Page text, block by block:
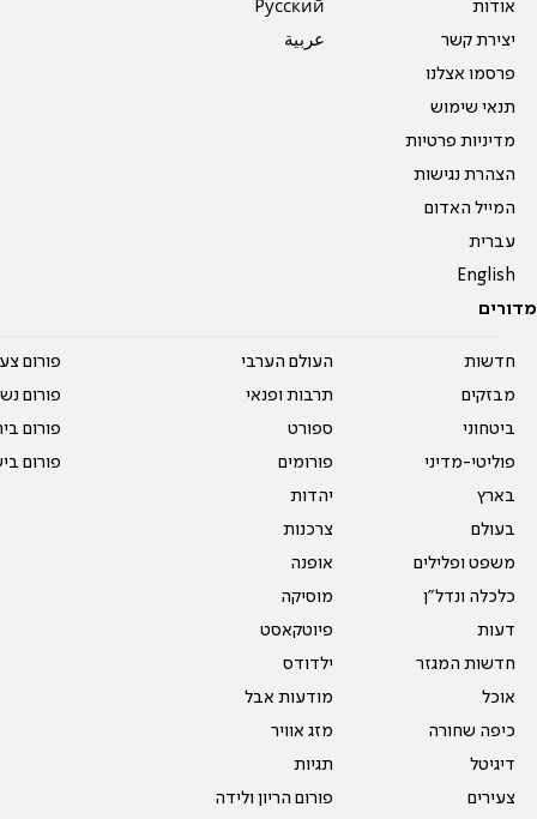
אודות
יצירת קשר
פרסמו אצלנו
תנאי שימוש
מדיניות פרטיות
הצהרת נגישות
המייל האדום
עברית
English
Pусский
عربية
מדורים
חדשות
מבזקים
ביטחוני
פוליטי-מדיני
בארץ
בעולם
משפט ופלילים
כלכלה ונדל"ן
דעות
חדשות המגזר
אוכל
כיפה שחורה
דיגיטל
צעירים
העולם הערבי
תרבות ופנאי
ספורט
פורומים
יהדות
צרכנות
אופנה
מוסיקה
פיוטקאסט
ילדודס
מודעות אבל
מזג אוויר
תגיות
פורום הריון ולידה
פורום
פורום
פורום
פורום